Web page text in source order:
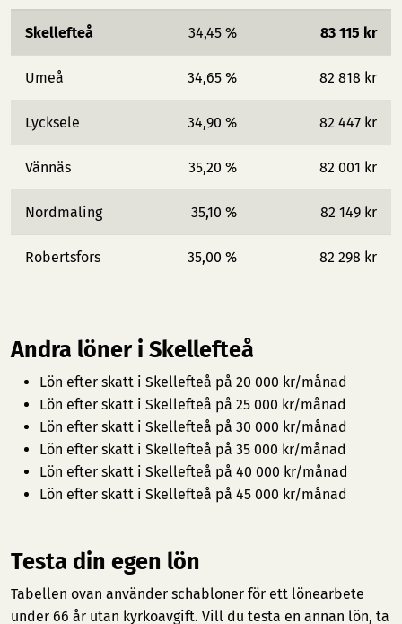
Skellefteå 34,45 % 83 115 kr
Umeå 34,65 % 82 818 kr
Lycksele 34,90 % 82 447 kr
Vännäs 35,20 % 82 001 kr
Nordmaling 35,10 % 82 149 kr
Robertsfors 35,00 % 82 298 kr
Andra löner i Skellefteå
Lön efter skatt i Skellefteå på 20 000 kr/månad
Lön efter skatt i Skellefteå på 25 000 kr/månad
Lön efter skatt i Skellefteå på 30 000 kr/månad
Lön efter skatt i Skellefteå på 35 000 kr/månad
Lön efter skatt i Skellefteå på 40 000 kr/månad
Lön efter skatt i Skellefteå på 45 000 kr/månad
Testa din egen lön
Tabellen ovan använder schabloner för ett lönearbete
under 66 år utan kyrkoavgift. Vill du testa en annan lön, ta